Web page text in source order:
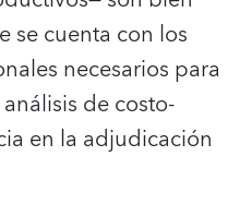
se cuenta con los
necesarios para
de costo-
en la adjudicación